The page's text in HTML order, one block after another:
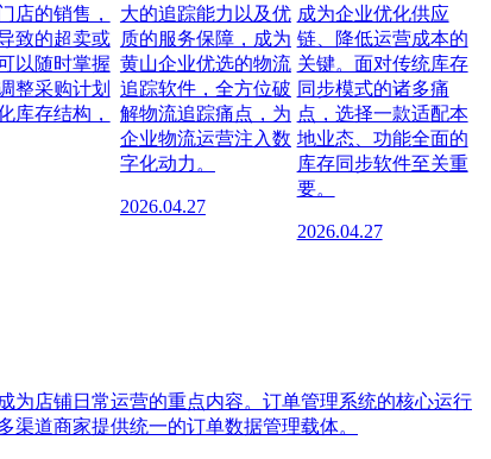
店的销售，
致的超卖或
以随时掌握
整采购计划
库存结构，
大的追踪能力以及优
质的服务保障，成为
黄山企业优选的物流
追踪软件，全方位破
解物流追踪痛点，为
企业物流运营注入数
字化动力。
2026.04.27
成为企业优化供应
链、降低运营成本的
关键。面对传统库存
同步模式的诸多痛
点，选择一款适配本
地业态、功能全面的
库存同步软件至关重
要。
2026.04.27
为店铺日常运营的重点内容。订单管理系统的核心运行
道商家提供统一的订单数据管理载体。